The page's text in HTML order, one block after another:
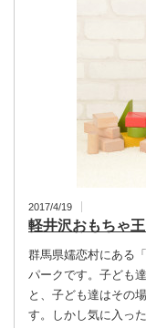
2017/4/19
軽井沢おもちゃ
群馬県嬬恋村にある
パークです。子ども
と、子ども達はその
す。しかし気に入っ